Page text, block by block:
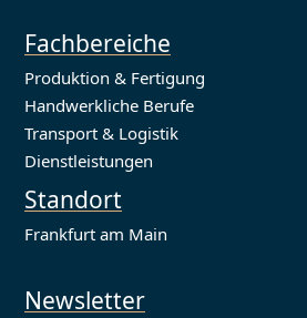
Fachbereiche
Produktion & Fertigung
Handwerkliche Berufe
Transport & Logistik
Dienstleistungen
Standort
Frankfurt am Main
Newsletter